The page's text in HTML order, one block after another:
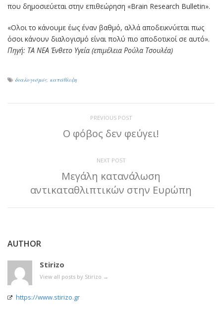
που δημοσιεύεται στην επιθεώρηση «Brain Research Bulletin».
«Ολοι το κάνουμε έως έναν βαθμό, αλλά αποδεικνύεται πως
όσοι κάνουν διαλογισμό είναι πολύ πιο αποδοτικοί σε αυτό».
Πηγή: ΤΑ ΝΕΑ Ένθετο Υγεία (επιμέλεια Ρούλα Τσουλέα)
διαλογισμός, κατάθλιψη
PREVIOUS POST
Ο φόβος δεν φεύγει!
NEXT POST
Μεγάλη κατανάλωση
αντικαταθλιπτικών στην Ευρώπη
AUTHOR
Stirizo
View all posts by Stirizo →
https://www.stirizo.gr